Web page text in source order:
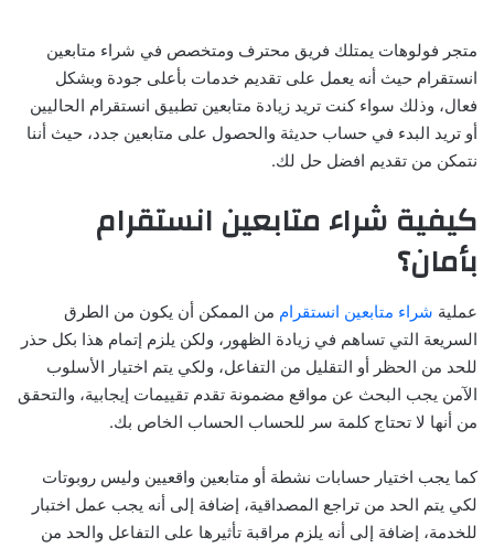
متجر فولوهات يمتلك فريق محترف ومتخصص في شراء متابعين
انستقرام حيث أنه يعمل على تقديم خدمات بأعلى جودة وبشكل
فعال، وذلك سواء كنت تريد زيادة متابعين تطبيق انستقرام الحاليين
أو تريد البدء في حساب حديثة والحصول على متابعين جدد، حيث أننا
نتمكن من تقديم افضل حل لك.
كيفية شراء متابعين انستقرام
بأمان؟
عملية شراء متابعين انستقرام من الممكن أن يكون من الطرق
السريعة التي تساهم في زيادة الظهور، ولكن يلزم إتمام هذا بكل حذر
للحد من الحظر أو التقليل من التفاعل، ولكي يتم اختيار الأسلوب
الآمن يجب البحث عن مواقع مضمونة تقدم تقييمات إيجابية، والتحقق
من أنها لا تحتاج كلمة سر للحساب الحساب الخاص بك.
كما يجب اختيار حسابات نشطة أو متابعين واقعيين وليس روبوتات
لكي يتم الحد من تراجع المصداقية، إضافة إلى أنه يجب عمل اختبار
للخدمة، إضافة إلى أنه يلزم مراقبة تأثيرها على التفاعل والحد من